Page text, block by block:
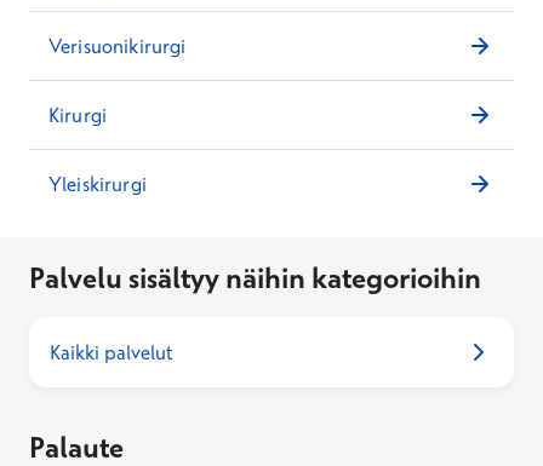
Verisuonikirurgi
Kirurgi
Yleiskirurgi
Palvelu sisältyy näihin kategorioihin
Kaikki palvelut
Palaute